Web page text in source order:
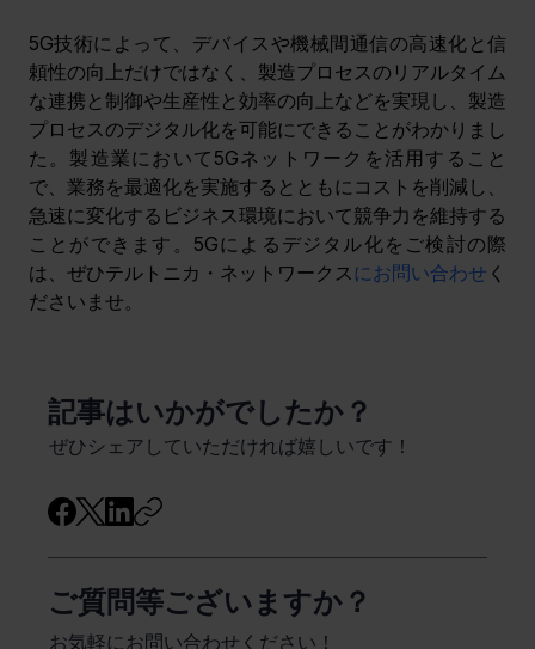
5G技術によって、デバイスや機械間通信の高速化と信
頼性の向上だけではなく、製造プロセスのリアルタイム
な連携と制御や生産性と効率の向上などを実現し、製造
プロセスのデジタル化を可能にできることがわかりまし
た。製造業において5Gネットワークを活用すること
で、業務を最適化を実施するとともにコストを削減し、
急速に変化するビジネス環境において競争力を維持する
ことができます。5Gによるデジタル化をご検討の際
は、ぜひテルトニカ・ネットワークス にお問い合わせ く
ださいませ。
​記事はいかがでしたか？
ぜひシェアしていただければ嬉しいです！
ご質問等ございますか？
お気軽にお問い合わせください！